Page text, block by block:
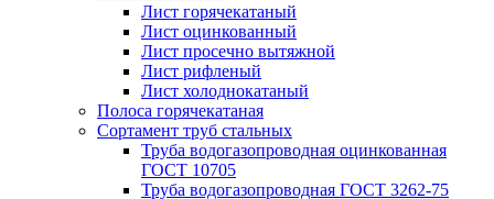
Лист горячекатаный
Лист оцинкованный
Лист просечно вытяжной
Лист рифленый
Лист холоднокатаный
Полоса горячекатаная
Сортамент труб стальных
Труба водогазопроводная оцинкованная
ГОСТ 10705
Труба водогазопроводная ГОСТ 3262-75